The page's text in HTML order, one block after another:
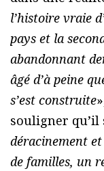
l’histoire vraie
pays et la
abandonnant
âgé d’à peine
s’est construite
souligner qu’il
déracinement
de familles, un